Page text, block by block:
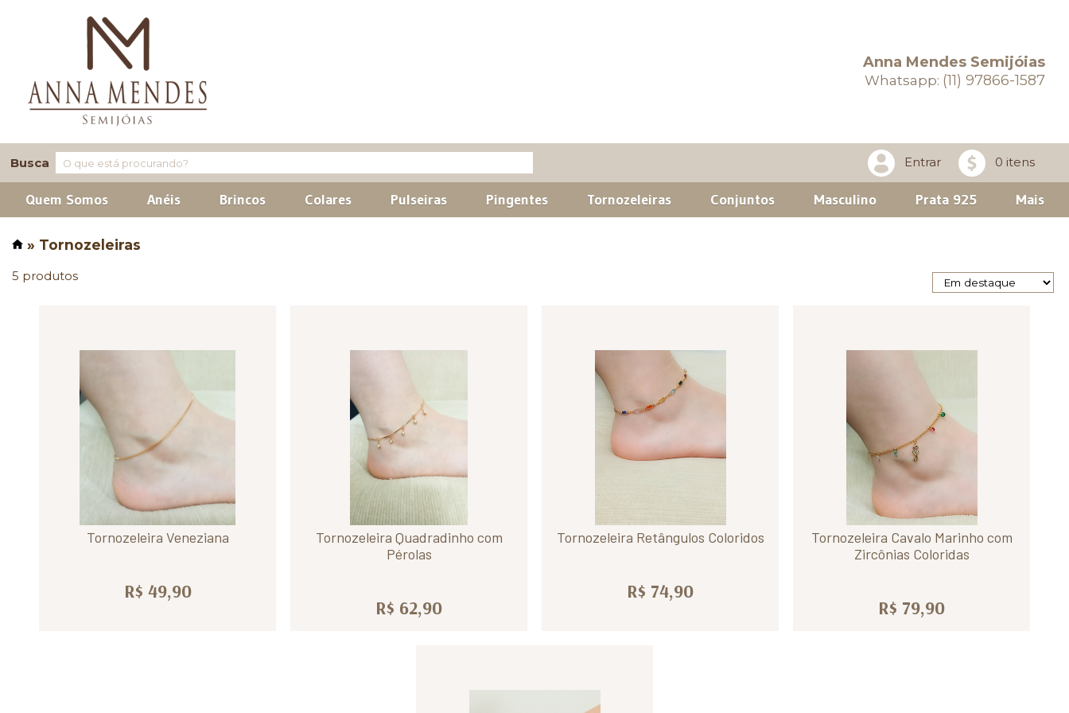
Anna Mendes Semijóias
Whatsapp: (11) 97866-1587
Busca Entrar 0 itens
Quem Somos Anéis Brincos Colares Pulseiras Pingentes Tornozeleiras Conjuntos Masculino Prata 925 Mais
» Tornozeleiras
5 produtos
Tornozeleira Veneziana
R$ 49,90
Tornozeleira Quadradinho com
Pérolas
R$ 62,90
Tornozeleira Retângulos Coloridos
R$ 74,90
Tornozeleira Cavalo Marinho com
Zircônias Coloridas
R$ 79,90